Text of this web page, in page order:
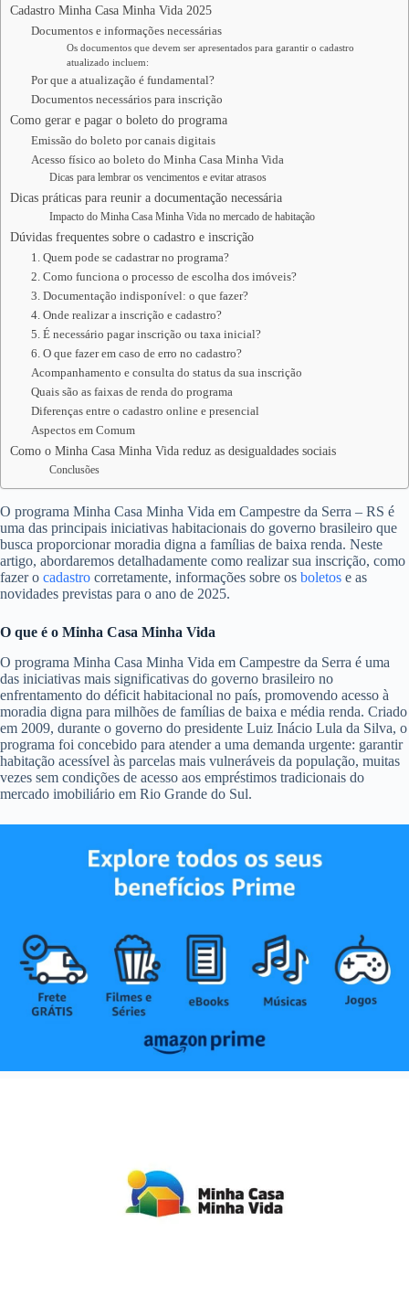
Cadastro Minha Casa Minha Vida 2025
Documentos e informações necessárias
Os documentos que devem ser apresentados para garantir o cadastro
atualizado incluem:
Por que a atualização é fundamental?
Documentos necessários para inscrição
Como gerar e pagar o boleto do programa
Emissão do boleto por canais digitais
Acesso físico ao boleto do Minha Casa Minha Vida
Dicas para lembrar os vencimentos e evitar atrasos
Dicas práticas para reunir a documentação necessária
Impacto do Minha Casa Minha Vida no mercado de habitação
Dúvidas frequentes sobre o cadastro e inscrição
1. Quem pode se cadastrar no programa?
2. Como funciona o processo de escolha dos imóveis?
3. Documentação indisponível: o que fazer?
4. Onde realizar a inscrição e cadastro?
5. É necessário pagar inscrição ou taxa inicial?
6. O que fazer em caso de erro no cadastro?
Acompanhamento e consulta do status da sua inscrição
Quais são as faixas de renda do programa
Diferenças entre o cadastro online e presencial
Aspectos em Comum
Como o Minha Casa Minha Vida reduz as desigualdades sociais
Conclusões
O programa Minha Casa Minha Vida em Campestre da Serra – RS é
uma das principais iniciativas habitacionais do governo brasileiro que
busca proporcionar moradia digna a famílias de baixa renda. Neste
artigo, abordaremos detalhadamente como realizar sua inscrição, como
fazer o cadastro corretamente, informações sobre os boletos e as
novidades previstas para o ano de 2025.
O que é o Minha Casa Minha Vida
O programa Minha Casa Minha Vida em Campestre da Serra é uma
das iniciativas mais significativas do governo brasileiro no
enfrentamento do déficit habitacional no país, promovendo acesso à
moradia digna para milhões de famílias de baixa e média renda. Criado
em 2009, durante o governo do presidente Luiz Inácio Lula da Silva, o
programa foi concebido para atender a uma demanda urgente: garantir
habitação acessível às parcelas mais vulneráveis da população, muitas
vezes sem condições de acesso aos empréstimos tradicionais do
mercado imobiliário em Rio Grande do Sul.